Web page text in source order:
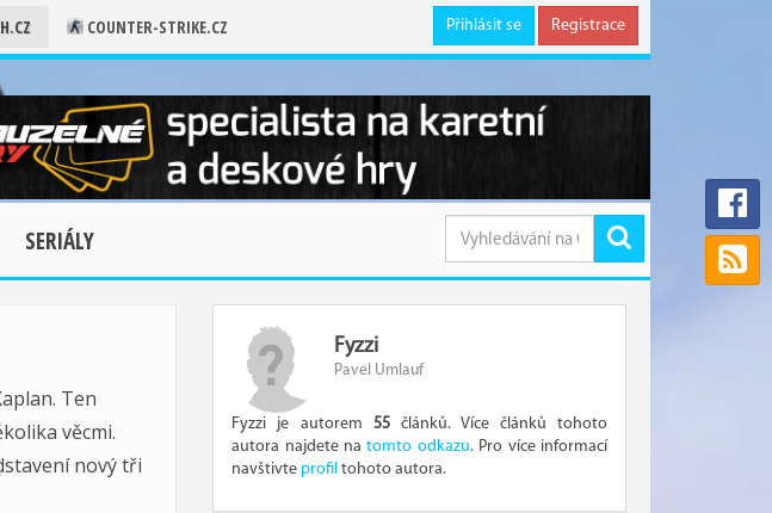
COUNTER-STRIKE.CZ Přihlásit se Registrace
SERIÁLY
Ten
věcmi.
nový tři
Fyzzi
Pavel Umlauf
Fyzzi je autorem 55článků. Více článků tohoto
autora najdete natomto odkazu. Pro více informací
navštivte profil tohoto autora.